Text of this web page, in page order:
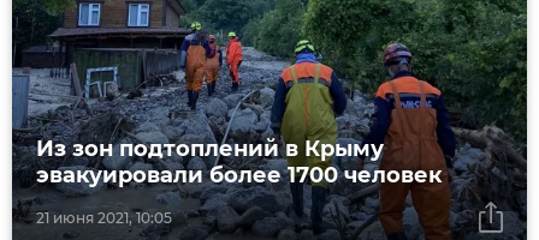
21 июня 2021, 10:05
Из зон подтоплений в Крыму
эвакуировали более 1700 человек